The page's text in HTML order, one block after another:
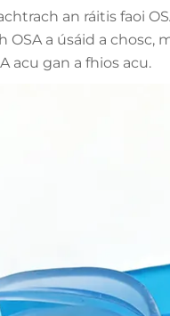
an ráitis faoi
OSA a úsáid a chosc,
acu gan a fhios acu.